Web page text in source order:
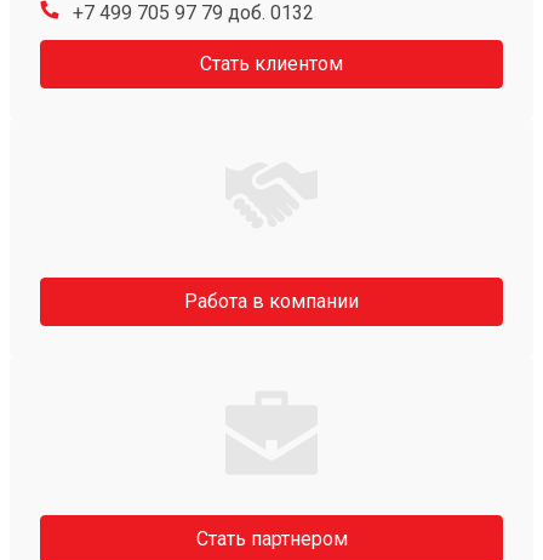
+7 499 705 97 79 доб. 0132
Стать клиентом
Работа в компании
Стать партнером